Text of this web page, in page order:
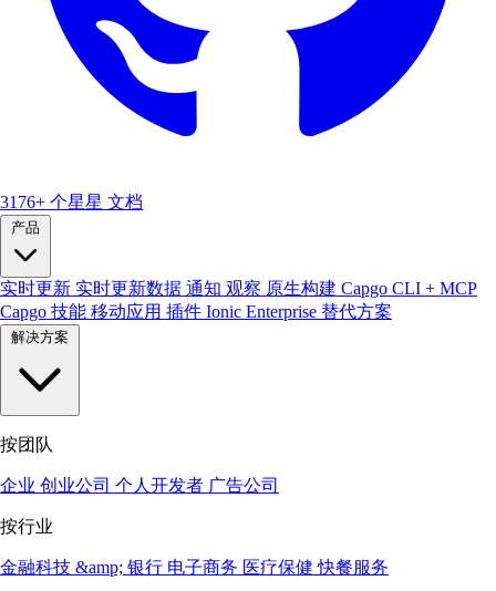
3176+ 个星星 文档
产品
实时更新 实时更新数据 通知 观察 原生构建 Capgo CLI + MCP
Capgo 技能 移动应用 插件 Ionic Enterprise 替代方案
解决方案
按团队
企业 创业公司 个人开发者 广告公司
按行业
金融科技 &amp; 银行 电子商务 医疗保健快餐服务